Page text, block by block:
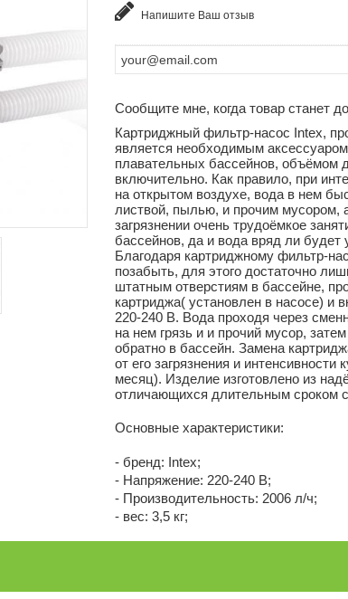
Напишите Ваш отзыв
Сообщите мне, когда товар станет
Картриджный фильтр-насос Intex,
является необходимым
плавательных бассейнов, объёмом
включительно. Как правило, при
на открытом воздухе, вода в нем
листвой, пылью, и прочим мусором,
загрязнении очень трудоёмкое
бассейнов, да и вода вряд ли будет
Благодаря картриджному фильтр-
позабыть, для этого достаточно
штатным отверстиям в бассейне,
картриджа( установлен в насосе) и
220-240 В. Вода проходя через
на нем грязь и и прочий мусор,
обратно в бассейн. Замена
от его загрязнения и интенсивности
месяц). Изделие изготовлено из
отличающихся длительным сроком
Основные характеристики:
- бренд: Intex;
- Напряжение: 220-240 В;
- Производительность: 2006 л/ч;
- вес: 3,5 кг;